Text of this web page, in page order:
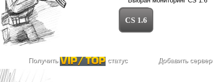
CS 1.6
Получить статус Добавить сервер